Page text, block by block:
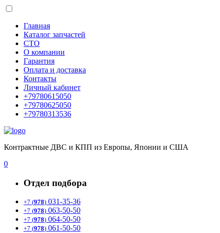
Главная
Каталог запчастей
СТО
О компании
Гарантия
Оплата и доставка
Контакты
Личный кабинет
+79780615050
+79780625050
+79780313536
Контрактные ДВС и КПП из Европы, Японии и США
0
Отдел подбора
+7 (978) 031-35-36
+7 (978) 063-50-50
+7 (978) 064-50-50
+7 (978) 061-50-50